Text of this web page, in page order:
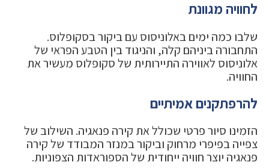
לחוויה מגוונת
שלבו כמה ימים באלוניסוס עם ביקור בסקופלוס.
התחבורה ביניהם קלה, והניגוד בין הטבע הפראי של
אלוניסוס לאווירה התיירותית של סקופלוס מעשיר את
החוויה.
להרפתקנים אמיתיים
הזמינו סיור פרטי שכולל את קירה פנאגיה. השילוב של
צפייה בפיפרי מרחוק וביקור במנזר המבודד של קירה
פנאגיה יוצר חוויה ייחודית של הספוראדות הצפוניות.